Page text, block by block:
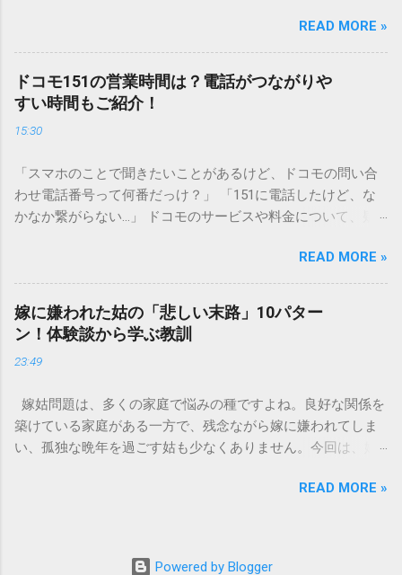
と、実は予期せぬトラブルを招く原因となります。 墨汁は、
一般的な生活排水とは性質が大きく異なります。そのまま排
水口へ流すことは環境負荷だけでなく、ご自宅の排水設備を
傷める可能性も高いため、非常に危険です。この記事では、
墨汁を安全かつ環境に優しい方法で処分するための手順と、
容器を適切に分別する方法を徹底解説します。 墨汁を「排水
す）」と「膠（にかわ）」、そして水です。これらは非常に
微細かつ独特の粘性を持っているため、下水処理や配管維持
の観点から以下の問題が発生します。 1. 環境への深刻な負荷
施設であっても、これらの微粒子を完全に分解・除去するこ
とは容易ではありません。大量に流し続けると河川や海まで
到達し、水質の濁りや生態系へ悪影響を及ぼすリスクがあり
ます。 2. 排水管の詰まりと劣化 墨汁の粘度を保っている「膠
め、深刻な詰まりを引き起こします。特に築年数が経過した
住宅では配管トラブルが起きやすく、修理費用が高額になる
ケースも珍しくありません。 3. 頑固なシミと汚れの沈着 陶器
やホーロー製のシンクに墨汁が付着すると、細かい粒子が素
材の隙間に入り込み、取れない黒ずみとなります。一度素材
汁を処分する際は、「液体として流さない」ことが絶対ルー
READ MORE »
ドコモ151の営業時間は？電話がつながりや
すい時間もご紹介！
15:30
「スマホのことで聞きたいことがあるけど、ドコモの問い合
わせ電話番号って何番だっけ？」 「151に電話したけど、な
かなか繋がらない…」 ドコモのサービスや料金について、疑
ンフォメーションセンター」の専用電話番号「151」ですよ
ね。 でも、「 ドコモ151は何時まで 営業しているの？」「
151は何時から 受付可能なの？」と営業時間がわからず、な
かなか電話ができない方もいるかもしれません。 この記事で
は、ドコモ151の営業時間や、電話が繋がりやすい時間帯、さ
らには電話がつながらない時の対処法をわかりやすく解説し
言うと、ドコモのインフォメーションセンター「151」の受付
時間は、 午前9時から午後8時まで です。 年中無休で、土日
祝日も営業しています。「 151 営業時間 」を気にする際、ま
って連絡することができますね。 この時間内であれば、ドコ
以外からの問い合わせは、電話番号や通話料が異なるので注
READ MORE »
嫁に嫌われた姑の「悲しい末路」10パター
ン！体験談から学ぶ教訓
23:49
嫁姑問題は、多くの家庭で悩みの種ですよね。良好な関係を
築けている家庭がある一方で、残念ながら嫁に嫌われてしま
い、孤独な晩年を過ごす姑も少なくありません。今回は、嫁
を10パターンご紹介します。実体験に基づいたエピソードも
する 「まさか追い出されるなんて…」という声も聞かれるの
READ MORE »
Powered by Blogger